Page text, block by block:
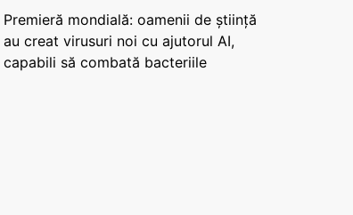
Premieră mondială: oamenii de știință
au creat virusuri noi cu ajutorul AI,
capabili să combată bacteriile